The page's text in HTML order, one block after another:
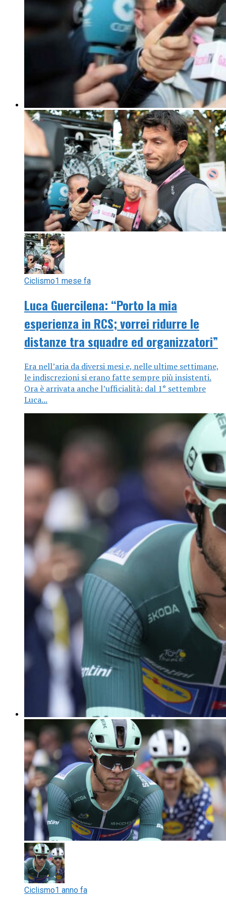
Ciclismo1 mese fa
Luca Guercilena: “Porto la mia
esperienza in RCS; vorrei ridurre le
distanze tra squadre ed organizzatori”
Era nell’aria da diversi mesi e, nelle ultime settimane,
le indiscrezioni si erano fatte sempre più insistenti.
Ora è arrivata anche l’ufficialità: dal 1° settembre
Luca...
Ciclismo1 anno fa